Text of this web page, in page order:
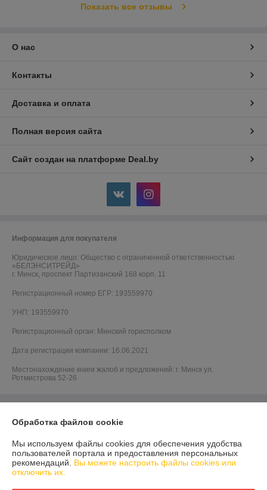
Показать все отзывы
О нас
Контакты
Доставка и оплата
Полная версия сайта
Сайт создан на платформе Deal.by
Информация для покупателя
Юридическое лицо: Общество с ограниченной ответственностью
«БЕЛЭНСИТРЕЙД»
г. Минск, проспект Партизанский 168 корп. 11
Регистрационный номер ЕГР: 193559970
УНП: 193559970
Регистрационный орган: Минский горисполком
Дата регистрации компании: 16.06.2021
Местонахождение книги жалоб и предложений: г. Минск ул.
Ротмистрова 52-26
Обработка файлов cookie
Мы используем файлы cookies для обеспечения удобства
пользователей портала и предоставления персональных
рекомендаций. Вы можете настроить файлы cookies или
отключить их.